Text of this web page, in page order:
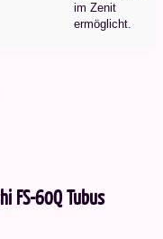
im Zenit
ermöglicht.
FS-60Q Tubus